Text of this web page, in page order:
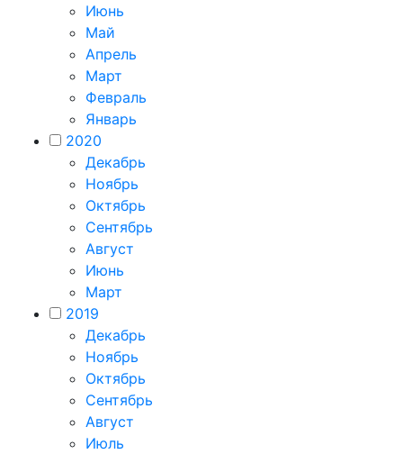
Июнь
Май
Апрель
Март
Февраль
Январь
2020
Декабрь
Ноябрь
Октябрь
Сентябрь
Август
Июнь
Март
2019
Декабрь
Ноябрь
Октябрь
Сентябрь
Август
Июль